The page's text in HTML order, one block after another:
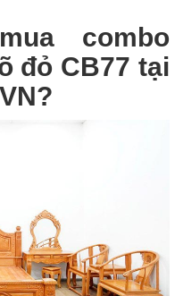
combo
đỏ CB77 tại